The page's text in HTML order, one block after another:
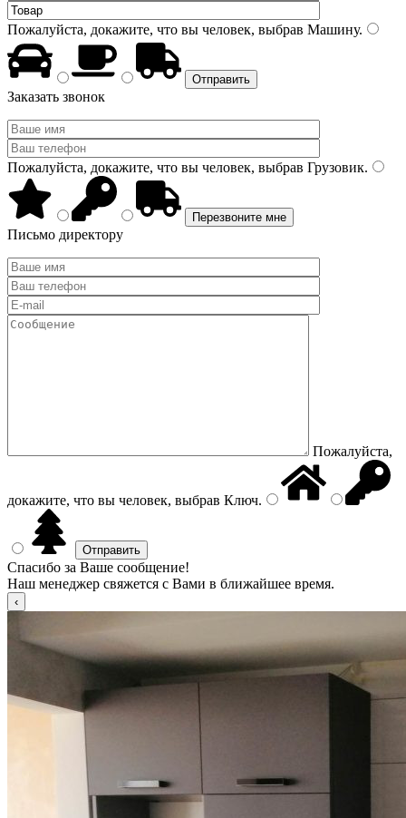
Пожалуйста, докажите, что вы человек, выбрав Машину.
Заказать звонок
Пожалуйста, докажите, что вы человек, выбрав Грузовик.
Письмо директору
Пожалуйста,
докажите, что вы человек, выбрав Ключ.
Спасибо за Ваше сообщение!
Наш менеджер свяжется с Вами в ближайшее время.